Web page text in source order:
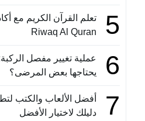
5
تعلم القرآن الكريم مع
Riwaq Al Quran
6
عملية تغيير مفصل
يحتاجها بعض المرضى؟
7
أفضل الألعاب والكتب
دليلك لاختيار الأفضل